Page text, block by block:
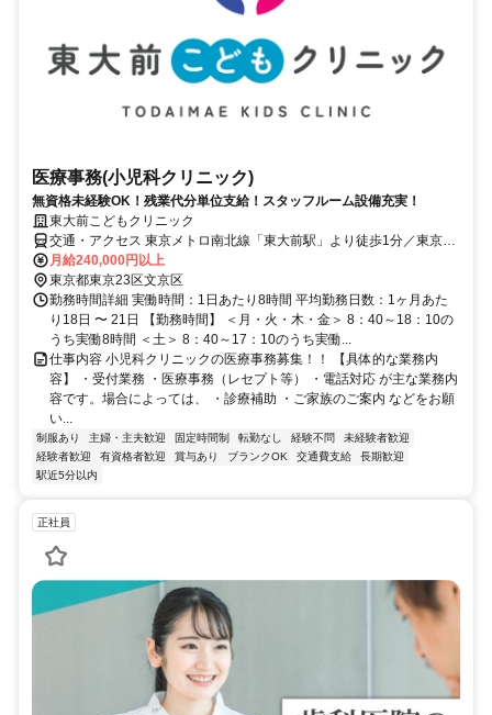
医療事務(小児科クリニック)
無資格未経験OK！残業代分単位支給！スタッフルーム設備充実！
東大前こどもクリニック
交通・アクセス 東京メトロ南北線「東大前駅」より徒歩1分／東京メ
トロ千代田線「根津駅」より徒歩11分／都営三田線「春日駅」より徒
歩12分 ※自転車通勤OK!
月給240,000円以上
東京都東京23区文京区
勤務時間詳細 実働時間：1日あたり8時間 平均勤務日数：1ヶ月あた
り18日 〜 21日 【勤務時間】 ＜月・火・木・金＞ 8：40～18：10の
うち実働8時間 ＜土＞ 8：40～17：10のうち実働...
仕事内容 小児科クリニックの医療事務募集！！ 【具体的な業務内
容】 ・受付業務 ・医療事務（レセプト等） ・電話対応 が主な業務内
容です。場合によっては、 ・診療補助 ・ご家族のご案内 などをお願
い...
制服あり 主婦・主夫歓迎 固定時間制 転勤なし 経験不問
未経験者歓迎
経験者歓迎
有資格者歓迎 賞与あり ブランクOK 交通費支給
長期歓迎
駅近5分以内
正社員